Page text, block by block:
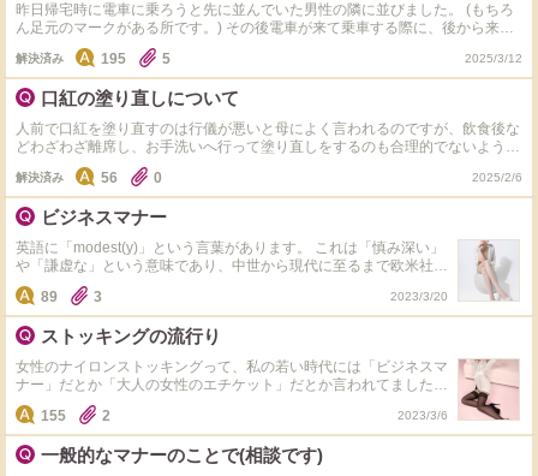
昨日帰宅時に電車に乗ろうと先に並んでいた男性の隣に並びました。 (もちろ
ん足元のマークがある所です。) その後電車が来て乗車する際に、後から来た
ご老人が私を押しのけて乗車し、｢ちゃんと並びなさいよ｣と言ってきました。
突然の事でとてもびっくりしましたが、後から来たそのご老人は先にいた男性
より内側で待っていました。 きっと周りが見えていないんでしょうね。 その
日は特に嫌な出来事もなく、楽しく過ごしていたのですが、その件でとても嫌
な気持ちになりました。 なんだか疲れた出来事です、、、。
解決済み 195 5 2025/3/12
口紅の塗り直しについて
人前で口紅を塗り直すのは行儀が悪いと母によく言われるのですが、飲食後な
どわざわざ離席し、お手洗いへ行って塗り直しをするのも合理的でないように
思います。だからと言って口紅が落ちた状態で居続けたくはないです。みなさ
んのご意見をお願いしたいです。また、普段どのようなタイミングで口紅の塗
り直しをしていますか？
解決済み 56 0 2025/2/6
ビジネスマナー
英語に「modest(y)」という言葉があります。 これは「慎み深い」
や「謙虚な」という意味であり、中世から現代に至るまで欧米社会
ではキリスト教の価値観によりそのような生き方が美しいとされ、
女性が公衆の面前で過度に肌を出すことはそれに反する行為だと言
われることが多いです。 そのため、中世ヨーロッパの高貴な女性
はその「modest(y)」を守るために、フォーマルな場ではマナーと
して長い手袋やストッキングを着用するようになったそうです。
その習慣の一部が現代もマナーとして残っており、特に女性のスト
ッキングは日本でも最近までビジネスマナーとして必須だと言われ
ていました。 そこで、私はいつも不思議に思います。 皆様は、女
性がフォーマルな場でストッキングを着用することによって、元来
の目的である「modest(y)」に役立つと思いますか？ 私は、逆に脚
を美しく魅せ、セクシーさを際立たせると思ってしまいます。
89 3 2023/3/20
ストッキングの流行り
女性のナイロンストッキングって、私の若い時代には「ビジネスマ
ナー」だとか「大人の女性のエチケット」だとか言われてました
が、最近はどうなのでしょうか？ 最近は見かけなくなった気がし
ますが・・・
155 2 2023/3/6
一般的なマナーのことで(相談です)